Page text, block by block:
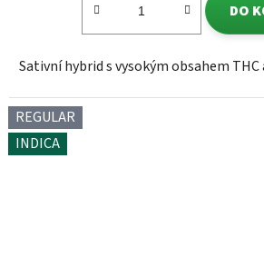
DO
Sativní hybrid s vysokým obsahem
REGULAR
INDICA